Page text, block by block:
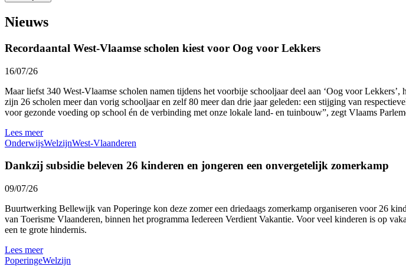
Nieuws
Recordaantal West-Vlaamse scholen kiest voor Oog voor Lekkers
16/07/26
Maar liefst 340 West-Vlaamse scholen namen tijdens het voorbije schooljaar deel aan ‘Oog voor
zijn 26 scholen meer dan vorig schooljaar en zelf 80 meer dan drie jaar geleden: een stijging van
voor gezonde voeding op school én de verbinding met onze lokale land- en tuinbouw”, zegt Vlaams
Lees meer
OnderwijsWelzijnWest-Vlaanderen
Dankzij subsidie beleven 26 kinderen en jongeren een onvergetelijk zomerkamp
09/07/26
Buurtwerking Bellewijk van Poperinge kon deze zomer een driedaags zomerkamp organiseren voor 26
van Toerisme Vlaanderen, binnen het programma Iedereen Verdient Vakantie. Voor veel kinderen is op
een te grote hindernis.
Lees meer
PoperingeWelzijn